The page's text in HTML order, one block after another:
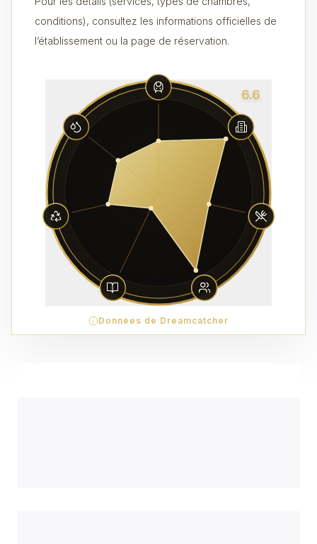
conditions), consultez les informations officielles de
l’établissement ou la page de réservation.
6.6
Données de Dreamcatcher